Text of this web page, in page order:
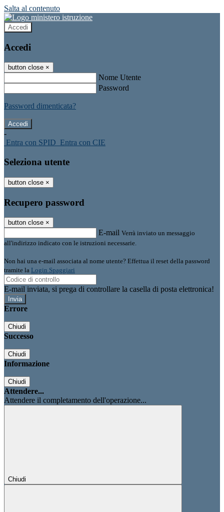
Salta al contenuto
Accedi
Accedi
button close ×
Nome Utente
Password
Password dimenticata?
-
Entra con SPID Entra con CIE
Seleziona utente
button close ×
Recupero password
button close ×
E-mail Verrà inviato un messaggio
all'indirizzo indicato con le istruzioni necessarie.
Non hai una e-mail associata al nome utente? Effettua il reset della password
tramite la Login Spaggiari
E-mail inviata, si prega di controllare la casella di posta elettronica!
Errore
Chiudi
Successo
Chiudi
Informazione
Chiudi
Attendere...
Attendere il completamento dell'operazione...
Chiudi